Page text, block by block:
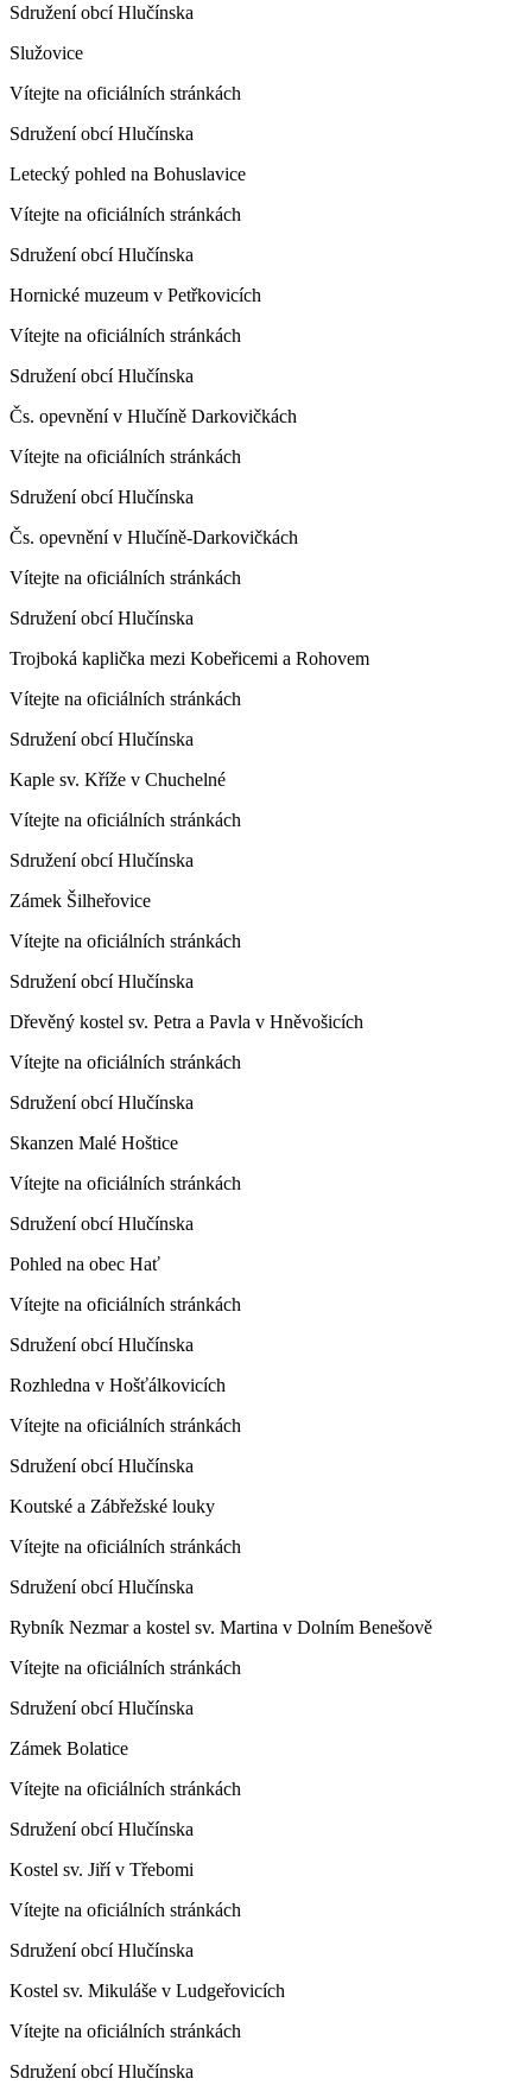
Sdružení obcí Hlučínska
Služovice
Vítejte na oficiálních stránkách
Sdružení obcí Hlučínska
Letecký pohled na Bohuslavice
Vítejte na oficiálních stránkách
Sdružení obcí Hlučínska
Hornické muzeum v Petřkovicích
Vítejte na oficiálních stránkách
Sdružení obcí Hlučínska
Čs. opevnění v Hlučíně Darkovičkách
Vítejte na oficiálních stránkách
Sdružení obcí Hlučínska
Čs. opevnění v Hlučíně-Darkovičkách
Vítejte na oficiálních stránkách
Sdružení obcí Hlučínska
Trojboká kaplička mezi Kobeřicemi a Rohovem
Vítejte na oficiálních stránkách
Sdružení obcí Hlučínska
Kaple sv. Kříže v Chuchelné
Vítejte na oficiálních stránkách
Sdružení obcí Hlučínska
Zámek Šilheřovice
Vítejte na oficiálních stránkách
Sdružení obcí Hlučínska
Dřevěný kostel sv. Petra a Pavla v Hněvošicích
Vítejte na oficiálních stránkách
Sdružení obcí Hlučínska
Skanzen Malé Hoštice
Vítejte na oficiálních stránkách
Sdružení obcí Hlučínska
Pohled na obec Hať
Vítejte na oficiálních stránkách
Sdružení obcí Hlučínska
Rozhledna v Hošťálkovicích
Vítejte na oficiálních stránkách
Sdružení obcí Hlučínska
Koutské a Zábřežské louky
Vítejte na oficiálních stránkách
Sdružení obcí Hlučínska
Rybník Nezmar a kostel sv. Martina v Dolním Benešově
Vítejte na oficiálních stránkách
Sdružení obcí Hlučínska
Zámek Bolatice
Vítejte na oficiálních stránkách
Sdružení obcí Hlučínska
Kostel sv. Jiří v Třebomi
Vítejte na oficiálních stránkách
Sdružení obcí Hlučínska
Kostel sv. Mikuláše v Ludgeřovicích
Vítejte na oficiálních stránkách
Sdružení obcí Hlučínska